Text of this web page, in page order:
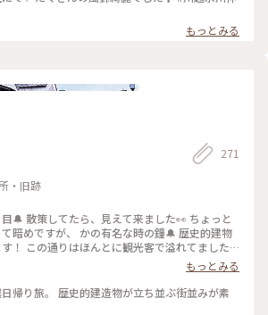
もっとみる
・旧跡
271
🔔 散策してたら、見えて来ました👀 ちょっと
暗めですが、 かの有名な時の鐘🔔 歴史的建物
！ この通りはほんとに観光客で溢れてました
もっとみる
帰り旅。 歴史的建造物が立ち並ぶ街並みが素